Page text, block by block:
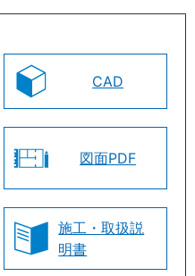
CAD
図面PDF
施工・取扱説
明書